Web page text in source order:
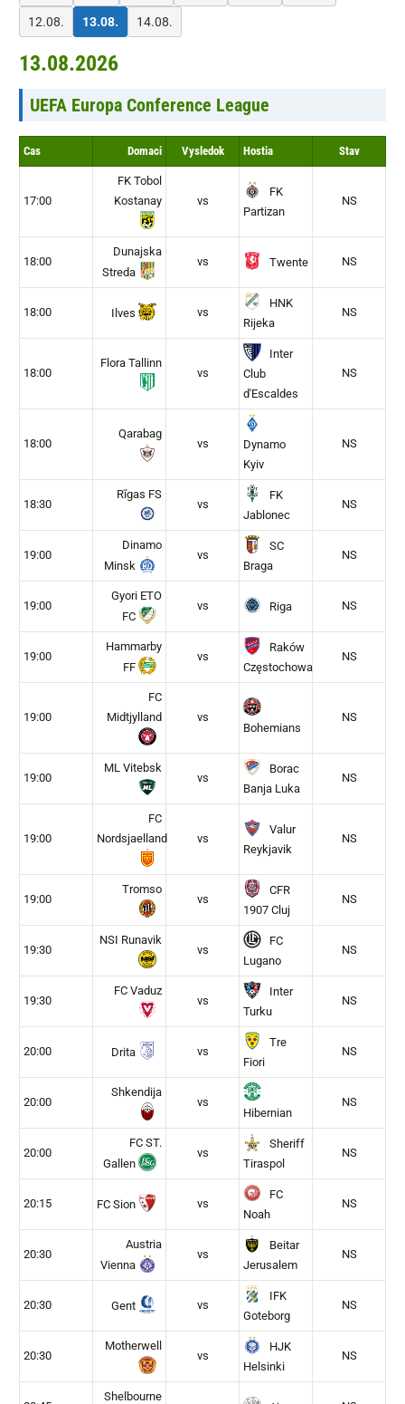
12.08. 13.08. 14.08.
13.08.2026
UEFA Europa Conference League
Cas Domaci Vysledok Hostia Stav
17:00
FK Tobol
Kostanay
vs
FK
Partizan
NS
18:00
Dunajska
Streda
vs Twente NS
18:00 Ilves vs
HNK
Rijeka
NS
18:00
Flora Tallinn
vs
Inter
Club
d'Escaldes
NS
18:00
Qarabag
vs
Dynamo
Kyiv
NS
18:30
Rīgas FS
vs
FK
Jablonec
NS
19:00
Dinamo
Minsk
vs
SC
Braga
NS
19:00
Gyori ETO
FC
vs Riga NS
19:00
Hammarby
FF
vs
Raków
Częstochowa
NS
19:00
FC
Midtjylland
vs
Bohemians
NS
19:00
ML Vitebsk
vs
Borac
Banja Luka
NS
19:00
FC
Nordsjaelland
vs
Valur
Reykjavik
NS
19:00
Tromso
vs
CFR
1907 Cluj
NS
19:30
NSI Runavik
vs
FC
Lugano
NS
19:30
FC Vaduz
vs
Inter
Turku
NS
20:00 Drita vs
Tre
Fiori
NS
20:00
Shkendija
vs
Hibernian
NS
20:00
FC ST.
Gallen
vs
Sheriff
Tiraspol
NS
20:15 FC Sion vs
FC
Noah
NS
20:30
Austria
Vienna
vs
Beitar
Jerusalem
NS
20:30 Gent vs
IFK
Goteborg
NS
20:30
Motherwell
vs
HJK
Helsinki
NS
Shelbourne